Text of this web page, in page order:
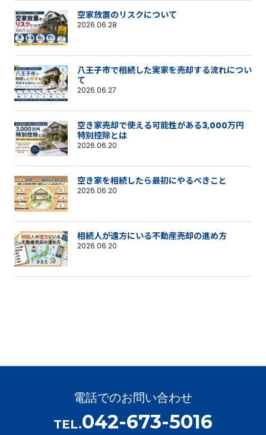
空家放置のリスクについて
2026.06.28
八王子市で相続した実家を売却する流れについ
て
2026.06.27
空き家売却で使える可能性がある3,000万円
特別控除とは
2026.06.20
空き家を相続したら最初にやるべきこと
2026.06.20
相続人が遠方にいる不動産売却の進め方
2026.06.20
電話でのお問い合わせ
TEL.042-673-5016